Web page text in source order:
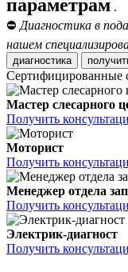
параметрам .
⛔ Диагностика в
нашем
диагностика
Сертифицированные
Мастер слесарного
Получить
Моторист
Получить
Менеджер отдела
Получить
Электрик-диагност
Получить